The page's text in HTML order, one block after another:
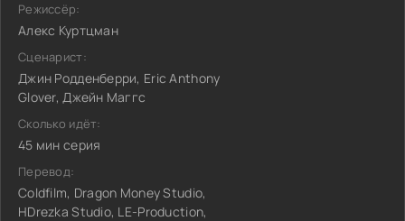
Режиссёр:
Алекс Куртцман
Сценарист:
Джин Родденберри, Eric Anthony
Glover, Джейн Маггс
Сколько идёт:
45 мин серия
Перевод:
Coldfilm, Dragon Money Studio,
HDrezka Studio, LE-Production,